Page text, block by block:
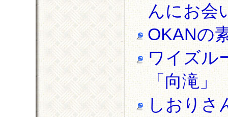
んにお会
OKANの
ワイズル
「向滝」
しおりさ